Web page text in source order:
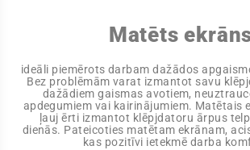
Matēts
ideāli piemērots darbam dažādos
Bez problēmām varat izmantot savu
dažādiem gaismas avotiem,
apdegumiem vai kairinājumiem. Matētais
ļauj ērti izmantot klēpjdatoru ārpus
dienās. Pateicoties matētam ekrānam,
kas pozitīvi ietekmē darba